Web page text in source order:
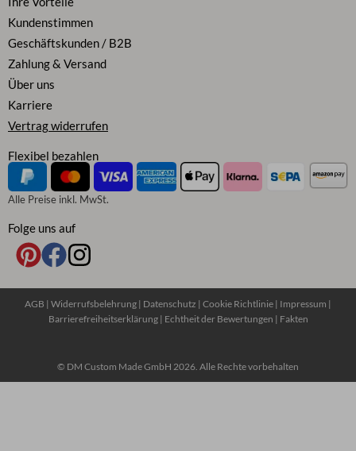
Kundenstimmen
Geschäftskunden / B2B
Zahlung & Versand
Über uns
Karriere
Vertrag widerrufen
Flexibel bezahlen
Alle Preise inkl. MwSt.
Folge uns auf
© DM Custom Made GmbH 2026. Alle Rechte vorbehalten
AGB | Widerrufsbelehrung | Datenschutz | Cookie Richtlinie | Impressum |
Barrierefreiheitserklärung| Echtheit der Bewertungen | Fakten